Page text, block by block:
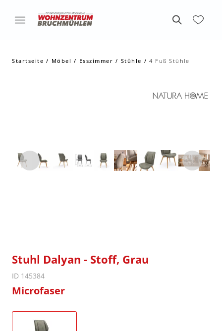
Startseite Möbel Esszimmer Stühle 4 Fuß Stühle
Stuhl Dalyan - Stoff, Grau
ID 145384
Microfaser